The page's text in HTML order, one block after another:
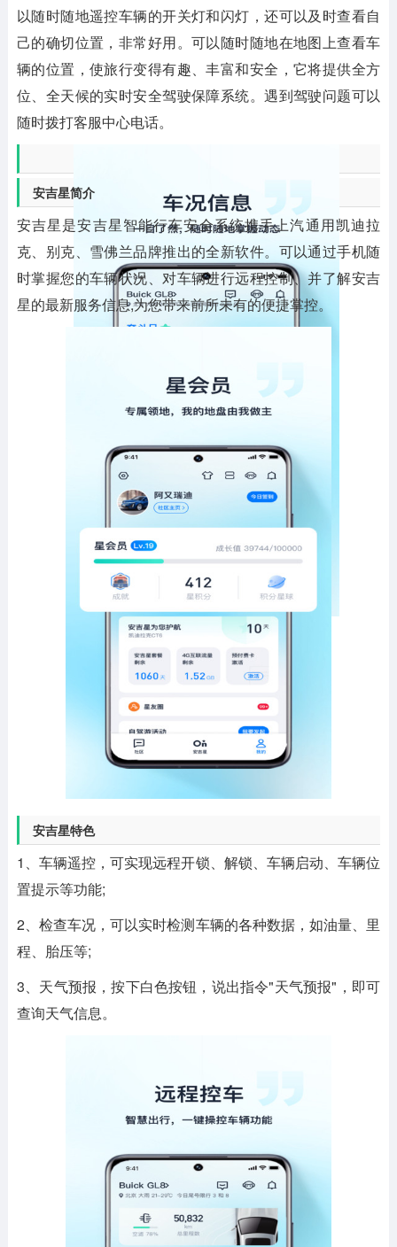
以随时随地遥控车辆的开关灯和闪灯，还可以及时查看自
己的确切位置，非常好用。可以随时随地在地图上查看车
辆的位置，使旅行变得有趣、丰富和安全，它将提供全方
位、全天候的实时安全驾驶保障系统。遇到驾驶问题可以
随时拨打客服中心电话。
安吉星简介
安吉星是安吉星智能行车安全系统携手上汽通用凯迪拉
克、别克、雪佛兰品牌推出的全新软件。可以通过手机随
时掌握您的车辆状况、对车辆进行远程控制、并了解安吉
星的最新服务信息,为您带来前所未有的便捷掌控。
安吉星特色
1、车辆遥控，可实现远程开锁、解锁、车辆启动、车辆位
置提示等功能;
2、检查车况，可以实时检测车辆的各种数据，如油量、里
程、胎压等;
3、天气预报，按下白色按钮，说出指令"天气预报"，即可
查询天气信息。